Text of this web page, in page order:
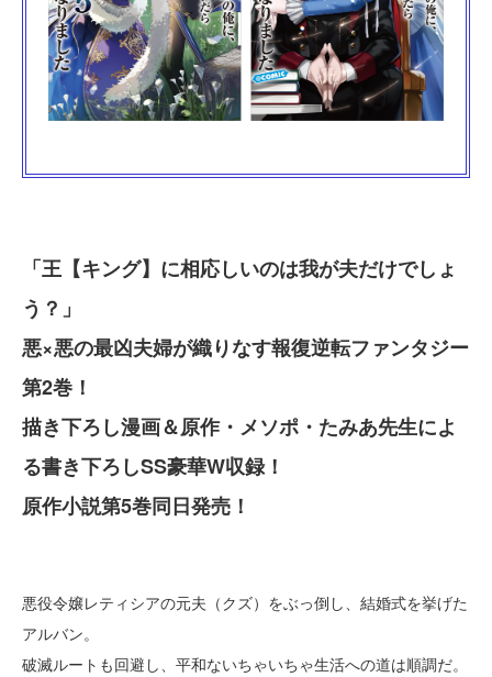
「王【キング】に相応しいのは我が夫だけでしょ
う？」
悪×悪の最凶夫婦が織りなす報復逆転ファンタジー
第2巻！
描き下ろし漫画＆原作・メソポ・たみあ先生によ
る書き下ろしSS豪華W収録！
原作小説第5巻同日発売！
悪役令嬢レティシアの元夫（クズ）をぶっ倒し、結婚式を挙げた
アルバン。
破滅ルートも回避し、平和ないちゃいちゃ生活への道は順調だ。